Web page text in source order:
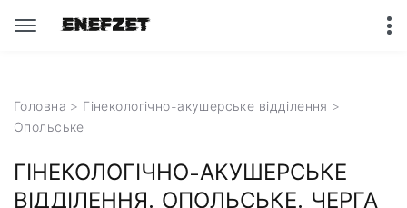
Головна > Гінекологічно-акушерське відділення >
Опольське
ГІНЕКОЛОГІЧНО-АКУШЕРСЬКЕ
ВІДДІЛЕННЯ. ОПОЛЬСЬКЕ. ЧЕРГА